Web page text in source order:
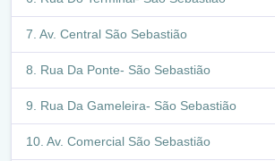
Av. Central São Sebastião
Rua Da Ponte- São Sebastião
Rua Da Gameleira- São Sebastião
Av. Comercial São Sebastião